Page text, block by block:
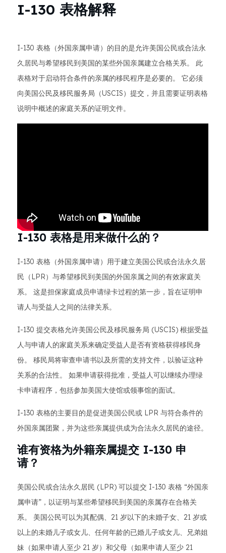
I-130 表格解释
I-130 表格（外国亲属申请）的目的是允许美国公民或合法永
久居民与希望移民到美国的某些外国亲属建立合格关系。 此
表格对于启动符合条件的亲属的移民程序是必要的。 它必须
向美国公民及移民服务局（USCIS）提交，并且需要证明表格
说明中概述的家庭关系的证明文件。
I-130 表格是用来做什么的？
I-130 表格（外国亲属申请）用于建立美国公民或合法永久居
民（LPR）与希望移民到美国的外国亲属之间的有效家庭关
系。 这是担保家庭成员申请绿卡过程的第一步，旨在证明申
请人与受益人之间的法律关系。
I-130 提交表格允许美国公民及移民服务局 (USCIS) 根据受益
人与申请人的家庭关系来确定受益人是否有资格获得移民身
份。 移民局将审查申请书以及所需的支持文件，以验证这种
关系的合法性。 如果申请获得批准，受益人可以继续办理绿
卡申请程序，包括参加美国大使馆或领事馆的面试。
I-130 表格的主要目的是促进美国公民或 LPR 与符合条件的
外国亲属团聚，并为这些亲属提供成为合法永久居民的途径。
谁有资格为外籍亲属提交 I-130 申
请？
美国公民或合法永久居民 (LPR) 可以提交 I-130 表格 “外国亲
属申请”，以证明与某些希望移民到美国的亲属存在合格关
系。 美国公民可以为其配偶、21 岁以下的未婚子女、21 岁或
以上的未婚儿子或女儿、任何年龄的已婚儿子或女儿、兄弟姐
妹（如果申请人至少 21 岁）和父母（如果申请人至少 21